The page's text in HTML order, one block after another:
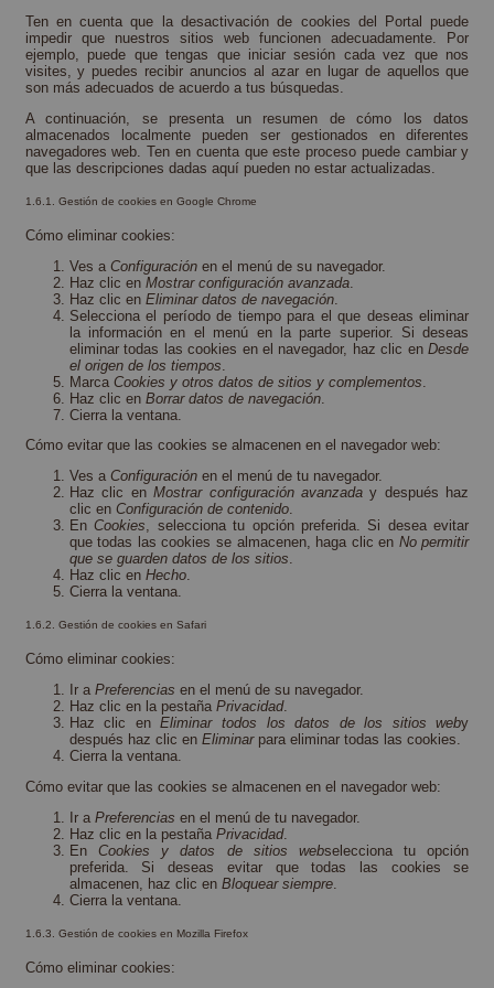
Ten en cuenta que la desactivación de cookies del Portal puede
impedir que nuestros sitios web funcionen adecuadamente. Por
ejemplo, puede que tengas que iniciar sesión cada vez que nos
visites, y puedes recibir anuncios al azar en lugar de aquellos que
son más adecuados de acuerdo a tus búsquedas.
A continuación, se presenta un resumen de cómo los datos
almacenados localmente pueden ser gestionados en diferentes
navegadores web. Ten en cuenta que este proceso puede cambiar y
que las descripciones dadas aquí pueden no estar actualizadas.
1.6.1. Gestión de cookies en Google Chrome
Cómo eliminar cookies:
Ves a Configuraciónen el menú de su navegador.
Haz clic en Mostrar configuración avanzada.
Haz clic en Eliminar datos de navegación.
Selecciona el período de tiempo para el que deseas eliminar
la información en el menú en la parte superior. Si deseas
eliminar todas las cookies en el navegador, haz clic enDesde
el origen de los tiempos
Marca Cookies y otros datos de sitios y complementos
Haz clic en Borrar datos de navegación.
Cierra la ventana.
Cómo evitar que las cookies se almacenen en el navegador web:
Ves a Configuraciónen el menú de tu navegador.
Haz clic enMostrar configuración avanzaday después haz
clic en Configuración de contenido.
EnCookies, selecciona tu opción preferida. Si desea evitar
que todas las cookies se almacenen, haga clic en No permitir
que se guarden datos de los sitios.
Haz clic en Hecho.
Cierra la ventana.
1.6.2. Gestión de cookies en Safari
Cómo eliminar cookies:
Ir a Preferencias en el menú de su navegador.
Haz clic en la pestaña Privacidad.
Haz clic enEliminar todos los datos de los sitios weby
después haz clic en Eliminarpara eliminar todas las cookies.
Cierra la ventana.
Cómo evitar que las cookies se almacenen en el navegador web:
Ir a Preferencias en el menú de tu navegador.
Haz clic en la pestaña Privacidad.
En Cookies y datos de sitios webselecciona tu opción
preferida. Si deseas evitar que todas las cookies se
almacenen, haz clic en Bloquear siempre.
Cierra la ventana.
1.6.3. Gestión de cookies en Mozilla Firefox
Cómo eliminar cookies: